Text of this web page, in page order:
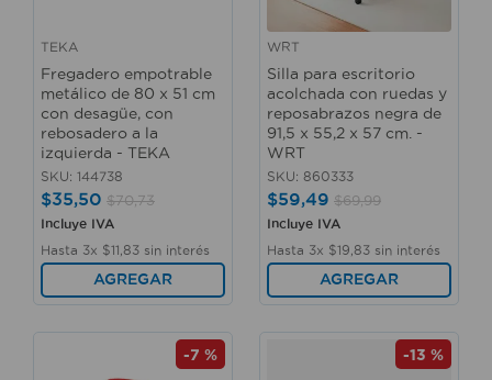
TEKA
Fregadero empotrable
metálico de 80 x 51 cm
con desagüe, con
rebosadero a la
izquierda - TEKA
SKU: 144738
$35,50 $70,73
Incluye IVA
Hasta 3x $11 83 sin interés
AGREGAR
WRT
Silla para escritorio
acolchada con ruedas y
reposabrazos negra de
91,5 x 55,2 x 57 cm. -
WRT
SKU: 860333
$59,49 $69,99
Incluye IVA
Hasta 3x $19 83 sin interés
AGREGAR
-7 % -13 %